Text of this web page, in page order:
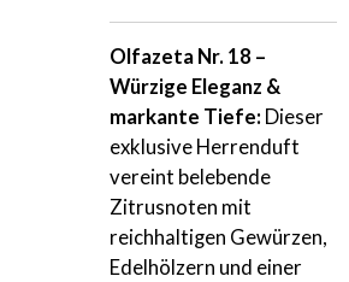
Olfazeta Nr. 18 –
Würzige Eleganz &
markante Tiefe: Dieser
exklusive Herrenduft
vereint belebende
Zitrusnoten mit
reichhaltigen Gewürzen,
Edelhölzern und einer